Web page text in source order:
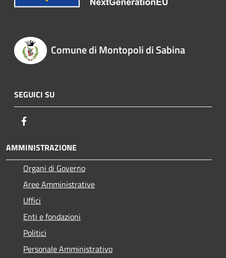
Comune di Montopoli di Sabina
SEGUICI SU
AMMINISTRAZIONE
Organi di Governo
Aree Amministrative
Uffici
Enti e fondazioni
Politici
Personale Amministrativo